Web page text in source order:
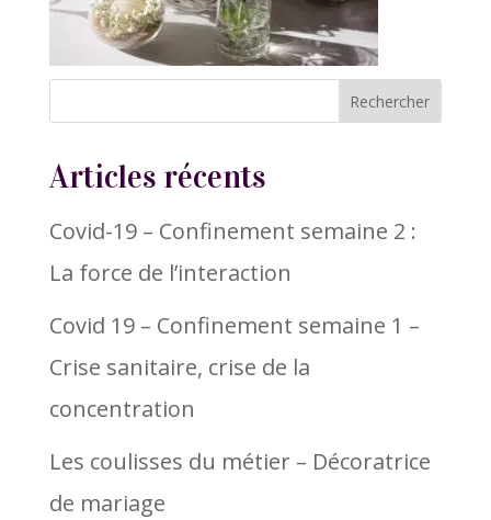
Articles récents
Covid-19 – Confinement semaine 2 :
La force de l’interaction
Covid 19 – Confinement semaine 1 –
Crise sanitaire, crise de la
concentration
Les coulisses du métier – Décoratrice
de mariage